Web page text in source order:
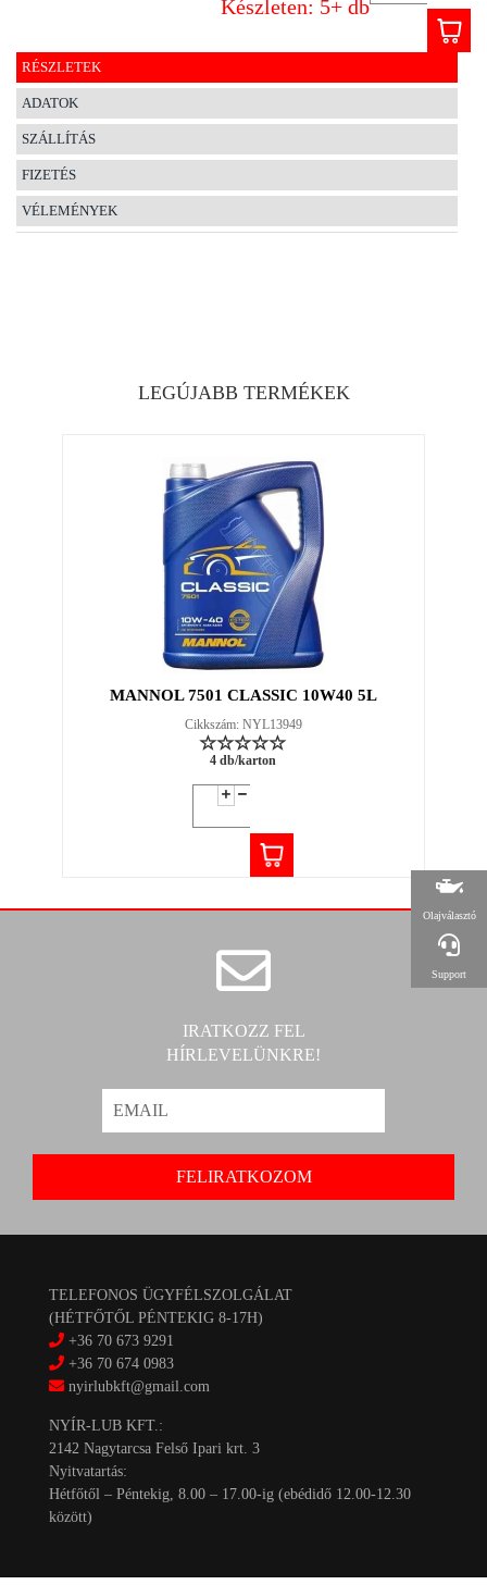
Készleten: 5+ db
RÉSZLETEK
ADATOK
SZÁLLÍTÁS
FIZETÉS
VÉLEMÉNYEK
LEGÚJABB TERMÉKEK
MANNOL 7501 CLASSIC 10W40 5L
Cikkszám: NYL13949
4 db/karton
IRATKOZZ FEL
HÍRLEVELÜNKRE!
TELEFONOS ÜGYFÉLSZOLGÁLAT
(HÉTFŐTŐL PÉNTEKIG 8-17H)
+36 70 673 9291
+36 70 674 0983
nyirlubkft@gmail.com
NYÍR-LUB KFT.:
2142 Nagytarcsa Felső Ipari krt. 3
Nyitvatartás:
Hétfőtől – Péntekig, 8.00 – 17.00-ig (ebédidő 12.00-12.30
között)
Olajválasztó
Support